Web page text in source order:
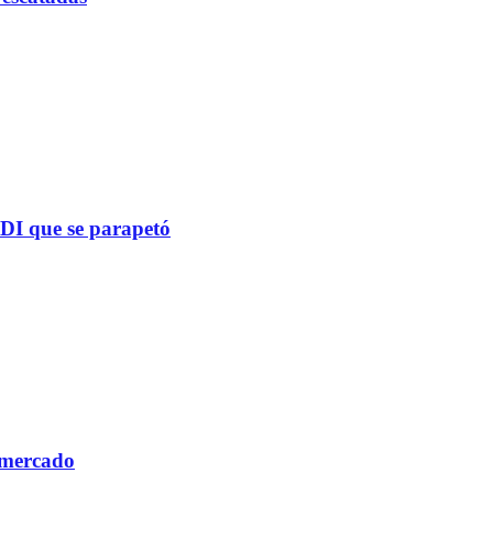
que se parapetó